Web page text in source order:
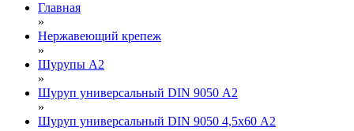
Главная
»
Нержавеющий крепеж
»
Шурупы А2
»
Шуруп универсальный DIN 9050 А2
»
Шуруп универсальный DIN 9050 4,5х60 А2